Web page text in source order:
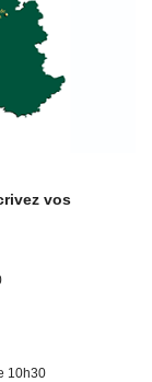
vos
10h30